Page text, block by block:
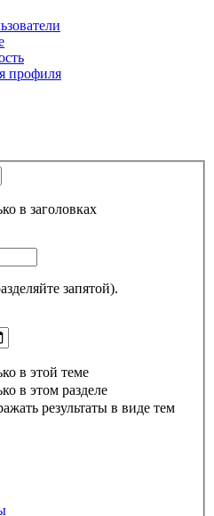
профиля
в заголовках
запятой).
в этой теме
в этом разделе
результаты в виде тем